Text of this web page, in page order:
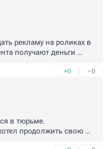
рекламу на роликах в
получают деньги
+0 –0
в тюрьме.
продолжить свою